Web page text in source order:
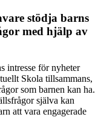
stödja barns
med hjälp av
intresse för nyheter
Skola tillsammans,
som barnen kan ha.
själva kan
att vara engagerade